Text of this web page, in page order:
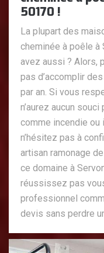
50170 !
La plupart des
cheminée à poêle à
avez aussi ? Alors,
pas d’accomplir
par an. Si vous
n’aurez aucun
comme incendie ou
n’hésitez pas à
artisan ramonage
ce domaine à
réussissez pas
professionnel
devis sans perdre